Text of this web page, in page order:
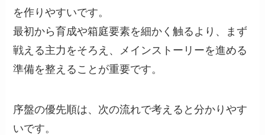
を作りやすいです。
最初から育成や箱庭要素を細かく触るより、まず
戦える主力をそろえ、メインストーリーを進める
準備を整えることが重要です。
序盤の優先順は、次の流れで考えると分かりやす
いです。